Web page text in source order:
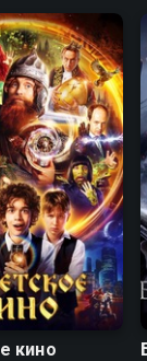
кино